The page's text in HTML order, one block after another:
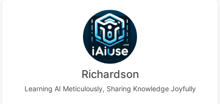
Richardson
Learning AI Meticulously, Sharing Knowledge Joyfully